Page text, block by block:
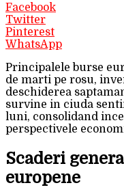
Facebook
Twitter
Pinterest
WhatsApp
Principalele burse
de marti pe rosu,
deschiderea
survine in ciuda
luni, consolidand
perspectivele
Scaderi
europene